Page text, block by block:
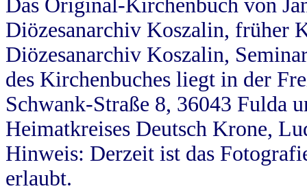
Das Original-Kirchenbuch von
Diözesanarchiv Koszalin, früher
Diözesanarchiv Koszalin,
des Kirchenbuches liegt in der
Schwank-Straße 8, 36043 Fulda
Heimatkreises Deutsch Krone,
Hinweis: Derzeit ist das
erlaubt.